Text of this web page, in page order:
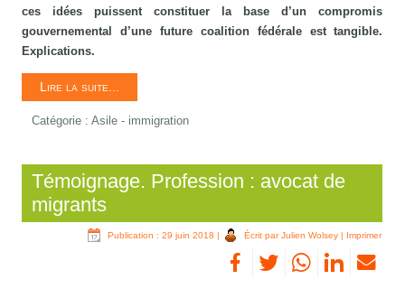
ces idées puissent constituer la base d’un compromis
gouvernemental d’une future coalition fédérale est tangible.
Explications.
Lire la suite...
Catégorie :Asile - immigration
Témoignage. Profession : avocat de
migrants
Publication : 29 juin 2018 | Écrit par Julien Wolsey | Imprimer